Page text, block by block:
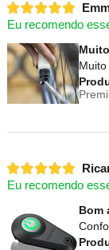
Eu recomendo
Eu recomendo
Bom